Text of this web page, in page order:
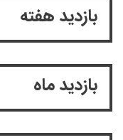
بازدید هفته
بازدید ماه